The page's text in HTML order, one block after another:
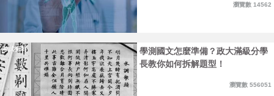
瀏覽數 14562
考試衝刺
學測國文怎麼準備？政大滿級分學
長教你如何拆解題型！
瀏覽數 556051